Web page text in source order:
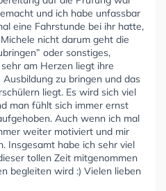
und ich habe unfassbar
eine Fahrstunde bei ihr hatte,
nicht darum geht die
oder sonstiges,
am Herzen liegt ihre
zu bringen und das
liegt. Es wird sich viel
man fühlt sich immer ernst
Auch wenn ich mal
weiter motiviert und mir
Insgesamt habe ich sehr viel
tollen Zeit mitgenommen
begleiten wird :) Vielen lieben